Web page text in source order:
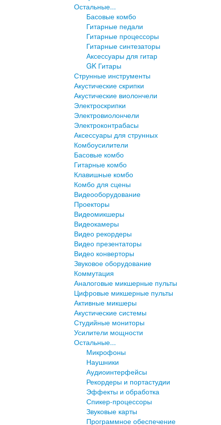
Остальные...
Басовые комбо
Гитарные педали
Гитарные процессоры
Гитарные синтезаторы
Аксессуары для гитар
GK Гитары
Струнные инструменты
Акустические скрипки
Акустические виолончели
Электроскрипки
Электровиолончели
Электроконтрабасы
Аксессуары для струнных
Комбоусилители
Басовые комбо
Гитарные комбо
Клавишные комбо
Комбо для сцены
Видеооборудование
Проекторы
Видеомикшеры
Видеокамеры
Видео рекордеры
Видео презентаторы
Видео конверторы
Звуковое оборудование
Коммутация
Аналоговые микшерные пульты
Цифровые микшерные пульты
Активные микшеры
Акустические системы
Студийные мониторы
Усилители мощности
Остальные...
Микрофоны
Наушники
Аудиоинтерфейсы
Рекордеры и портастудии
Эффекты и обработка
Спикер-процессоры
Звуковые карты
Программное обеспечение